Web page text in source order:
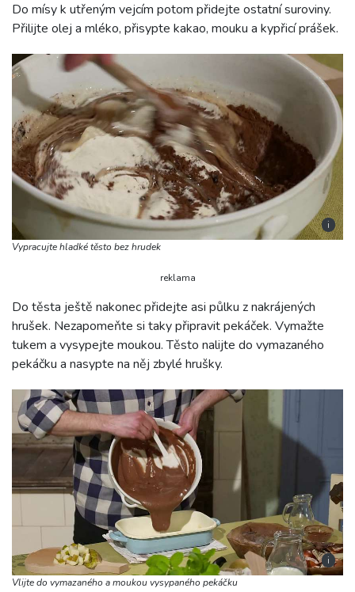
Do mísy k utřeným vejcím potom přidejte ostatní suroviny.
Přilijte olej a mléko, přisypte kakao, mouku a kypřicí prášek.
i
Vypracujte hladké těsto bez hrudek
reklama
Do těsta ještě nakonec přidejte asi půlku z nakrájených
hrušek. Nezapomeňte si taky připravit pekáček. Vymažte
tukem a vysypejte moukou. Těsto nalijte do vymazaného
pekáčku a nasypte na něj zbylé hrušky.
i
Vlijte do vymazaného a moukou vysypaného pekáčku